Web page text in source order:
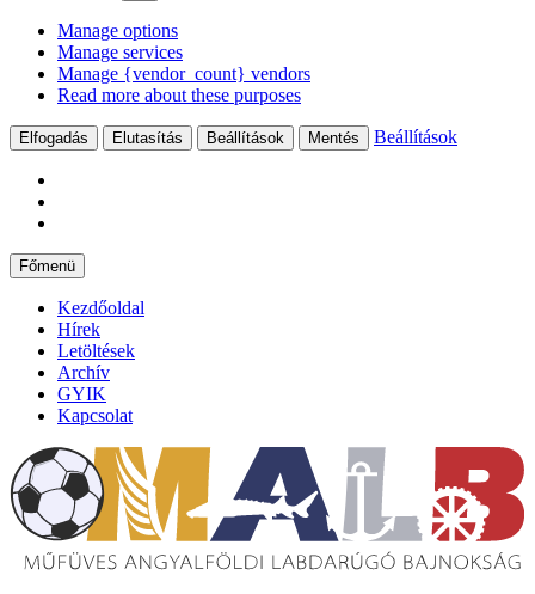
Manage options
Manage services
Manage {vendor_count} vendors
Read more about these purposes
Elfogadás Elutasítás Beállítások Mentés Beállítások
Ugrás
a
tartalomhoz
Főmenü
Kezdőoldal
Hírek
Letöltések
Archív
GYIK
Kapcsolat